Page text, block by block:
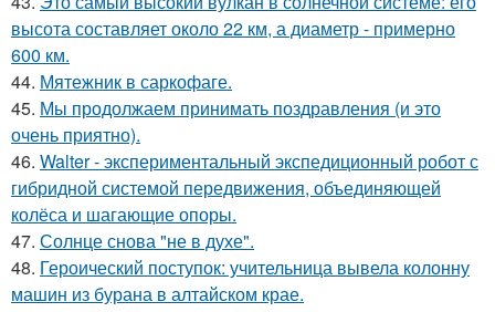
высота составляет около 22 км, а диаметр - примерно
600 км.
44. Мятежник в саркофаге.
45. Мы продолжаем принимать поздравления (и это
очень приятно).
46. Walter - экспериментальный экспедиционный робот с
гибридной системой передвижения, объединяющей
колёса и шагающие опоры.
47. Солнце снова "не в духе".
48. Героический поступок: учительница вывела колонну
машин из бурана в алтайском крае.